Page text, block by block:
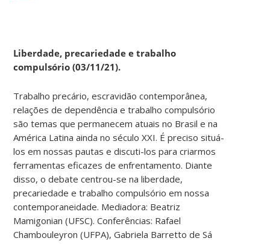
Liberdade, precariedade e trabalho
compulsório (03/11/21).
Trabalho precário, escravidão contemporânea,
relações de dependência e trabalho compulsório
são temas que permanecem atuais no Brasil e na
América Latina ainda no século XXI. É preciso situá-
los em nossas pautas e discuti-los para criarmos
ferramentas eficazes de enfrentamento. Diante
disso, o debate centrou-se na liberdade,
precariedade e trabalho compulsório em nossa
contemporaneidade. Mediadora: Beatriz
Mamigonian (UFSC). Conferências: Rafael
Chambouleyron (UFPA), Gabriela Barretto de Sá